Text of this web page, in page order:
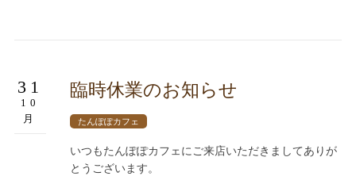
31
10
月
臨時休業のお知らせ
たんぽぽカフェ
いつもたんぽぽカフェにご来店いただきましてありが
とうございます。